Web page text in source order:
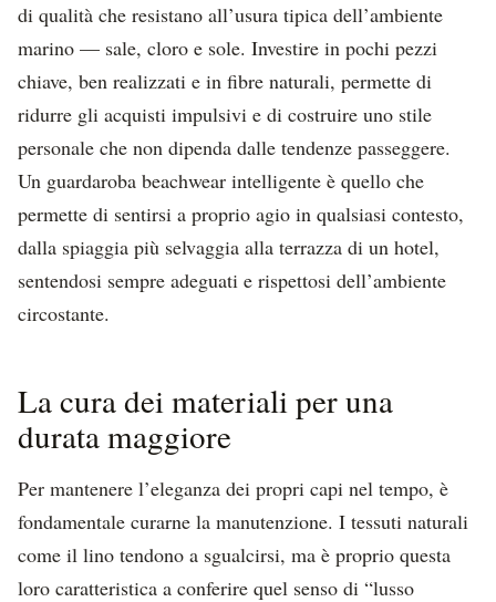
di qualità che resistano all’usura tipica dell’ambiente
marino — sale, cloro e sole. Investire in pochi pezzi
chiave, ben realizzati e in fibre naturali, permette di
ridurre gli acquisti impulsivi e di costruire uno stile
personale che non dipenda dalle tendenze passeggere.
Un guardaroba beachwear intelligente è quello che
permette di sentirsi a proprio agio in qualsiasi contesto,
dalla spiaggia più selvaggia alla terrazza di un hotel,
sentendosi sempre adeguati e rispettosi dell’ambiente
circostante.
La cura dei materiali per una
durata maggiore
Per mantenere l’eleganza dei propri capi nel tempo, è
fondamentale curarne la manutenzione. I tessuti naturali
come il lino tendono a sgualcirsi, ma è proprio questa
loro caratteristica a conferire quel senso di “lusso